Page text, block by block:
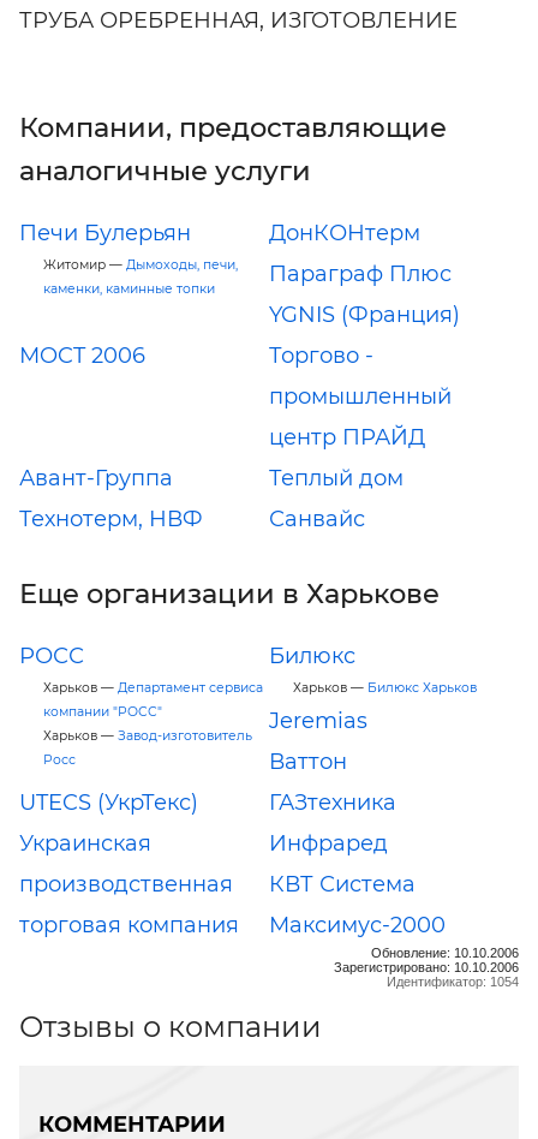
ТРУБА ОРЕБРЕННАЯ, ИЗГОТОВЛЕНИЕ
Компании, предоставляющие
аналогичные услуги
Печи Булерьян
Житомир — Дымоходы, печи,
каменки, каминные топки
ДонКОНтерм
Параграф Плюс
YGNIS (Франция)
МOCT 2006
Торгово -
промышленный
центр ПРАЙД
Авант-Группа
Теплый дом
Технотерм, НВФ
Санвайс
Еще организации в Харькове
РОСС
Харьков — Департамент сервиса
компании "РОСС"
Харьков — Завод-изготовитель
Росс
Билюкс
Харьков — Билюкс Харьков
Jeremias
Ваттон
UTECS (УкрТекс)
ГАЗтехника
Украинская
производственная
торговая компания
Инфраред
КВТ Система
Максимус-2000
Обновление: 10.10.2006
Зарегистрировано: 10.10.2006
Идентификатор: 1054
Отзывы о компании
КОММЕНТАРИИ